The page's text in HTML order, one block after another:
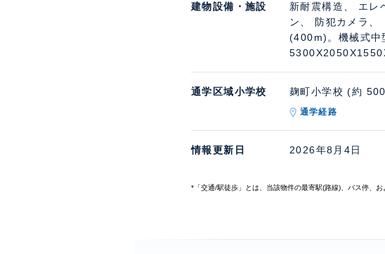
建物設備・施設
新耐震構造、 エレ
ン、 防犯カメラ
(400m)。機械式
通学区域小学校 麹町小学校 (約
通学経路
情報更新日 2026年8月4日
*「交通/駅徒歩」とは、当該物件の最寄駅(路線)、バス停、